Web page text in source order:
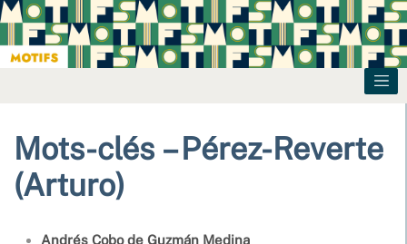
Mots-clés – Pérez-Reverte
(Arturo)
Andrés Cobo de Guzmán Medina